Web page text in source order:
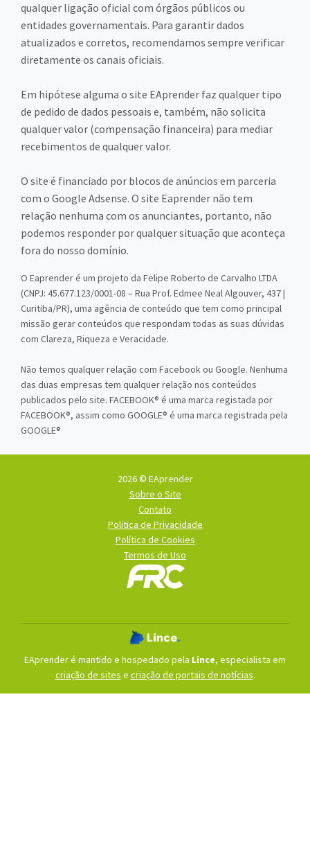
qualquer ligação oficial com órgãos públicos ou
entidades governamentais. Para garantir dados
atualizados e corretos, recomendamos sempre verificar
diretamente os canais oficiais.
Em hipótese alguma o site EAprender faz qualquer tipo
de pedido de dados pessoais e, também, não solicita
qualquer valor (compensação financeira) para mediar
recebimentos de qualquer valor.
O site é financiado por blocos de anúncios em parceria
com o Google Adsense. O site Eaprender não tem
relação nenhuma com os anunciantes, portanto, não
podemos responder por qualquer situação que aconteça
fora do nosso domínio.
O Eaprender é um projeto da Felipe Roberto de Carvalho LTDA
(CNPJ: 45.677.123/0001-08 – Rua Prof. Edmee Neal Algouver, 437 |
Curitiba/PR), uma agência de conteúdo que tem como principal
missão gerar conteúdos que respondam todas as suas dúvidas
com Clareza, Riqueza e Veracidade.
Não temos qualquer relação com Facebook ou Google. Nenhuma
das duas empresas tem qualquer relação nos conteúdos
publicados pelo site. FACEBOOK® é uma marca registada por
FACEBOOK®, assim como GOOGLE® é uma marca registrada pela
GOOGLE®
2026 © EAprender
Sobre o Site
Contato
Politica de Privacidade
Política de Cookies
Termos de Uso
EAprender é mantido e hospedado pela Lince, especialista em
criação de sites e criação de portais de notícias.